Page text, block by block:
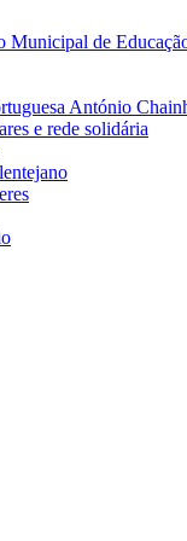
Municipal de
António
e rede solidária